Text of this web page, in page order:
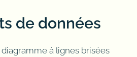
de données
à lignes brisées